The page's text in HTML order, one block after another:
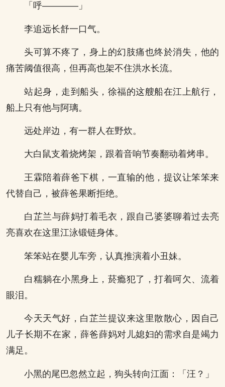
「呼————」
李追远长舒一口气。
头可算不疼了，身上的幻肢痛也终於消失，他的
痛苦阈值很高，但再高也架不住洪水长流。
站起身，走到船头，徐福的这艘船在江上航行，
船上只有他与阿璃。
远处岸边，有一群人在野炊。
大白鼠支着烧烤架，跟着音响节奏翻动着烤串。
王霖陪着薛爸下棋，一直输的他，提议让笨笨来
代替自己，被薛爸果断拒绝。
白芷兰与薛妈打着毛衣，跟自己婆婆聊着过去亮
亮喜欢在这里江泳锻链身体。
笨笨站在婴儿车旁，认真推演着小丑妹。
白糯躺在小黑身上，菸瘾犯了，打着呵欠、流着
眼泪。
今天天气好，白芷兰提议来这里散散心，因自己
儿子长期不在家，薛爸薛妈对儿媳妇的需求自是竭力
满足。
小黑的尾巴忽然立起，狗头转向江面：「汪？」